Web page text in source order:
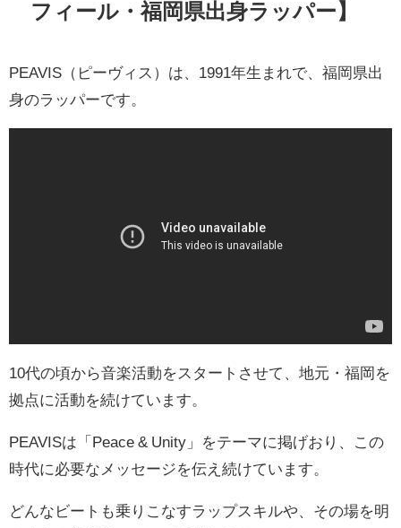
フィール・福岡県出身ラッパー】
PEAVIS（ピーヴィス）は、1991年生まれで、福岡県出
身のラッパーです。
10代の頃から音楽活動をスタートさせて、地元・福岡を
拠点に活動を続けています。
PEAVISは「Peace & Unity」をテーマに掲げおり、この
時代に必要なメッセージを伝え続けています。
どんなビートも乗りこなすラップスキルや、その場を明